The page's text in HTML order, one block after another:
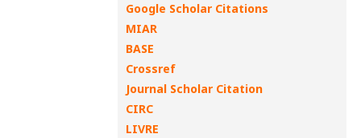
Google Scholar Citations
MIAR
BASE
Crossref
Journal Scholar Citation
CIRC
LIVRE